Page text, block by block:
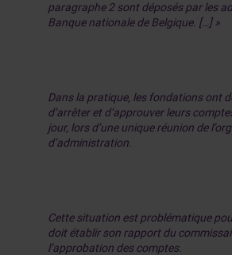
paragraphe 2 sont déposés par les
Banque nationale de Belgique. […] »
Dans la pratique, les fondations ont
d’arrêter et d’approuver leurs
jour, lors d’une unique réunion de
d’administration.
Cette situation est problématique
doit établir son rapport du
l’approbation des comptes.